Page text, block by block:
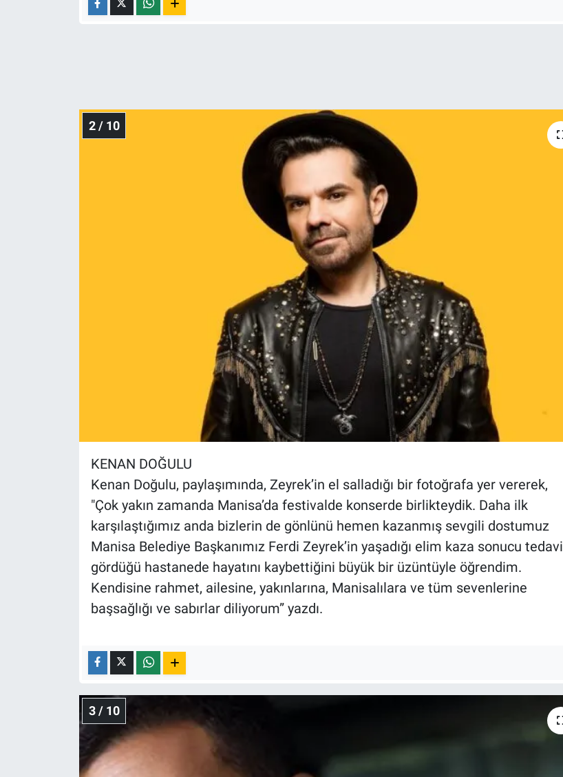
2 / 10
KENAN DOĞULU
Kenan Doğulu, paylaşımında, Zeyrek’in el salladığı bir fotoğrafa yer vererek,
"Çok yakın zamanda Manisa’da festivalde konserde birlikteydik. Daha ilk
karşılaştığımız anda bizlerin de gönlünü hemen kazanmış sevgili dostumuz
Manisa Belediye Başkanımız Ferdi Zeyrek’in yaşadığı elim kaza sonucu tedavi
gördüğü hastanede hayatını kaybettiğini büyük bir üzüntüyle öğrendim.
Kendisine rahmet, ailesine, yakınlarına, Manisalılara ve tüm sevenlerine
başsağlığı ve sabırlar diliyorum” yazdı.
3 / 10
Yerel Gündem